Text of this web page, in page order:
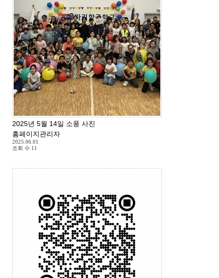
2025년 5월 14일 소풍 사진
홈페이지관리자
2025.06.01
조회 수 11